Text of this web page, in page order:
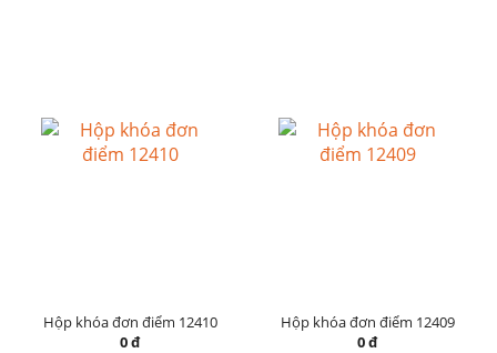
Hộp khóa đơn điểm 12410
0 đ
Hộp khóa đơn điểm 12409
0 đ